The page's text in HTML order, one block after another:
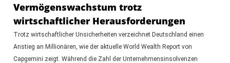
Vermögenswachstum trotz
wirtschaftlicher Herausforderungen
Trotz wirtschaftlicher Unsicherheiten verzeichnet Deutschland einen
Anstieg an Millionären, wie der aktuelle World Wealth Report von
Capgemini zeigt. Während die Zahl der Unternehmensinsolvenzen